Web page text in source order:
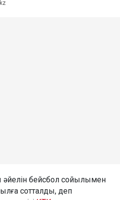
бейсбол сойылымен
сотталды, деп